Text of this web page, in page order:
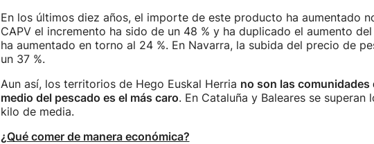
En los últimos diez años, el importe de este producto ha aumentado
CAPV el incremento ha sido de un 48 % y ha duplicado el aumento
ha aumentado en torno al 24 %. En Navarra, la subida del precio de
un 37 %.
Aun así, los territorios de Hego Euskal Herria no son las comunidades
medio del pescado es el más caro. En Cataluña y Baleares se superan
kilo de media.
¿Qué comer de manera económica?